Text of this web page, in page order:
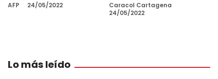
AFP 24/05/2022
Caracol Cartagena
24/05/2022
Lo más leído